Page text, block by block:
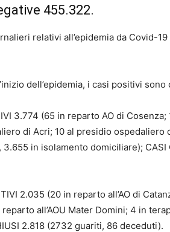
455.322.
relativi all’epidemia da Covid-
dell’epidemia, i casi positivi
3.774 (65 in reparto AO di
di Acri; 10 al presidio ospedaliero
in isolamento domiciliare); CASI
2.035 (20 in reparto all’AO di
all’AOU Mater Domini; 4 in
2.818 (2732 guariti, 86 deceduti).